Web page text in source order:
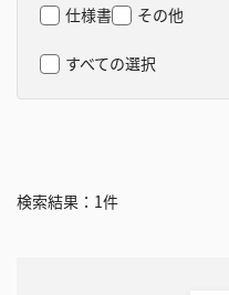
仕様書
その他
すべての選択
検索結果： 1件